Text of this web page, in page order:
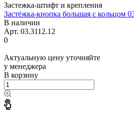
Застежка-штифт и крепления
Застёжка-кнопка большая с кольцом
В наличии
Арт. 03.3112.12
0
Актуальную цену уточняйте
у менеджера
В корзину